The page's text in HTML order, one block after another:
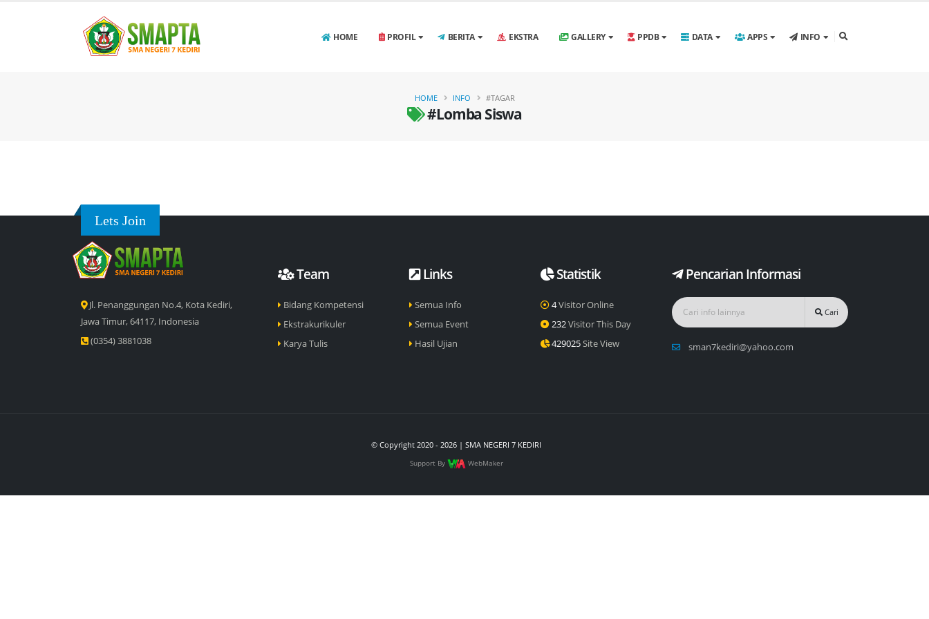
HOME PROFIL BERITA EKSTRA GALLERY PPDB DATA APPS INFO
#Lomba Siswa
HOME INFO #TAGAR
Lets Join
Jl. Penanggungan No.4, Kota Kediri,
Jawa Timur, 64117, Indonesia
(0354) 3881038
Team
Bidang Kompetensi
Ekstrakurikuler
Karya Tulis
Links
Semua Info
Semua Event
Hasil Ujian
Statistik
4Visitor Online
232Visitor This Day
429025Site View
Pencarian Informasi
Cari
sman7kediri@yahoo.com
© Copyright 2020 - 2026 | SMA NEGERI 7 KEDIRI
Support By WebMaker